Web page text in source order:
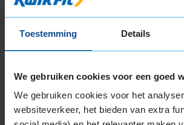
Toestemming Details
We gebruiken cookies voor een goed
We gebruiken cookies voor het
websiteverkeer, het bieden van extra
Klantbeoordelingen